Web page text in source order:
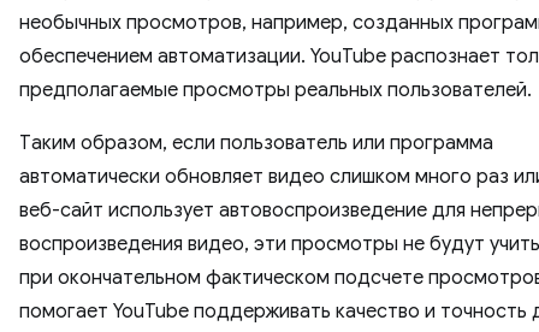
необычных просмотров, например, созданных
обеспечением автоматизации. YouTube распознает
предполагаемые просмотры реальных пользователей.
Таким образом, если пользователь или программа
автоматически обновляет видео слишком много раз
веб-сайт использует автовоспроизведение для
воспроизведения видео, эти просмотры не будут
при окончательном фактическом подсчете
помогает YouTube поддерживать качество и точность